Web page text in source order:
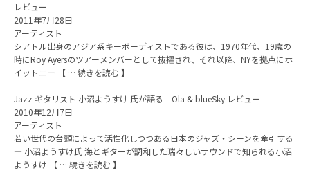
レビュー
2011年7月28日
アーティスト
シアトル出身のアジア系キーボーディストである彼は、1970年代、19歳の
時にRoy Ayersのツアーメンバーとして抜擢され、それ以降、NYを拠点にホ
イットニー 【 … 続きを読む 】
Jazz ギタリスト 小沼ようすけ 氏が語る Ola & blueSky レビュー
2010年12月7日
アーティスト
若い世代の台頭によって活性化しつつある日本のジャズ・シーンを牽引する
— 小沼ようすけ氏 海とギターが調和した瑞々しいサウンドで知られる小沼
ようすけ 【 … 続きを読む 】